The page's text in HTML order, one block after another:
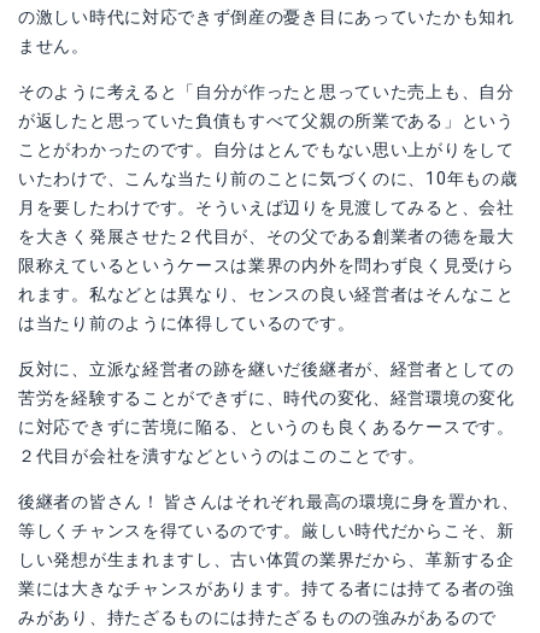
の激しい時代に対応できず倒産の憂き目にあっていたかも知れ
ません。
そのように考えると「自分が作ったと思っていた売上も、自分
が返したと思っていた負債もすべて父親の所業である」という
ことがわかったのです。自分はとんでもない思い上がりをして
いたわけで、こんな当たり前のことに気づくのに、10年もの歳
月を要したわけです。そういえば辺りを見渡してみると、会社
を大きく発展させた２代目が、その父である創業者の徳を最大
限称えているというケースは業界の内外を問わず良く見受けら
れます。私などとは異なり、センスの良い経営者はそんなこと
は当たり前のように体得しているのです。
反対に、立派な経営者の跡を継いだ後継者が、経営者としての
苦労を経験することができずに、時代の変化、経営環境の変化
に対応できずに苦境に陥る、というのも良くあるケースです。
２代目が会社を潰すなどというのはこのことです。
後継者の皆さん！ 皆さんはそれぞれ最高の環境に身を置かれ、
等しくチャンスを得ているのです。厳しい時代だからこそ、新
しい発想が生まれますし、古い体質の業界だから、革新する企
業には大きなチャンスがあります。持てる者には持てる者の強
みがあり、持たざるものには持たざるものの強みがあるので